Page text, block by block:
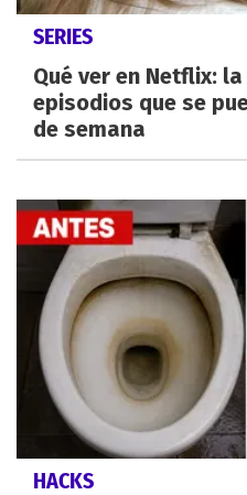
SERIES
Qué ver en Netflix:
episodios que se
de semana
HACKS